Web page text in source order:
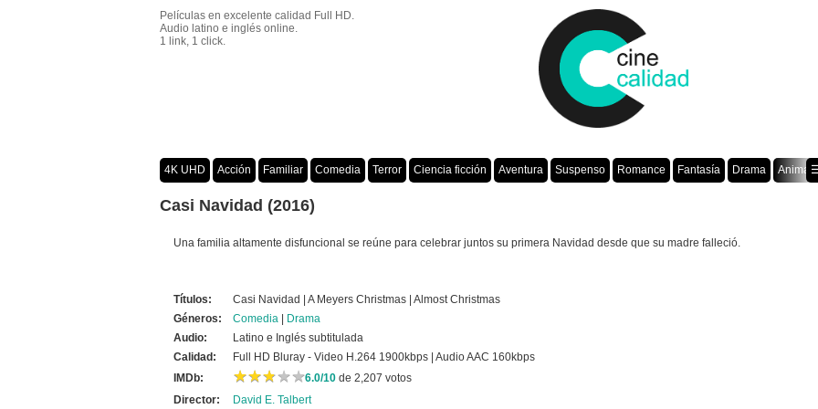
Películas en excelente calidad Full HD.
Audio latino e inglés online.
1 link, 1 click.
4K UHD Acción Familiar Comedia Terror Ciencia ficción Aventura Suspenso Romance Fantasía Drama
Casi Navidad (2016)
Una familia altamente disfuncional se reúne para celebrar juntos su primera Navidad desde que su madre falleció.
Títulos:
Casi Navidad | A Meyers Christmas | Almost Christmas
Géneros:
Comedia|
Drama
Audio:
Latino e Inglés subtitulada
Calidad:
Full HD Bluray - Video H.264 1900kbps | Audio AAC 160kbps
IMDb:
★★★★★
★★★★★6.0/10de 2,207 votos
Director:
David E. Talbert